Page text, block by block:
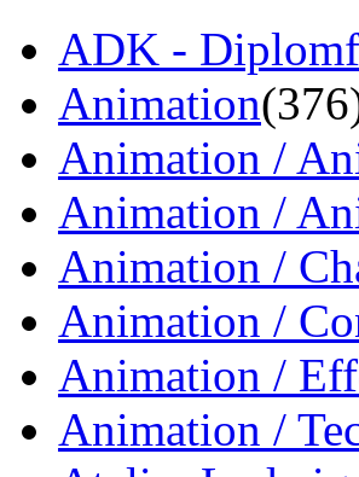
ADK -
Animation
Animation /
Animation /
Animation /
Animation /
Animation /
Animation /